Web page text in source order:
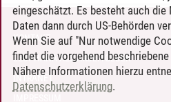
KONTAKT
LEUPHANA ALS ARBEITGEBER
INTRANET
eingeschätzt. Es besteht auch
Daten dann durch US-Behörden
Wenn Sie auf "Nur notwendige
findet die vorgehend
Nähere Informationen hierzu
Datenschutzerklärung.